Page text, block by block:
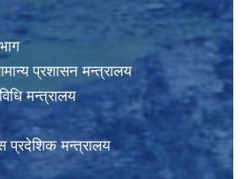
प्रशासन मन्त्रालय
मन्त्रालय
प्रदेशिक मन्त्रालय